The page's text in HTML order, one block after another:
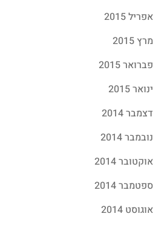
אפריל 2015
מרץ 2015
פברואר 2015
ינואר 2015
דצמבר 2014
נובמבר 2014
אוקטובר 2014
ספטמבר 2014
אוגוסט 2014